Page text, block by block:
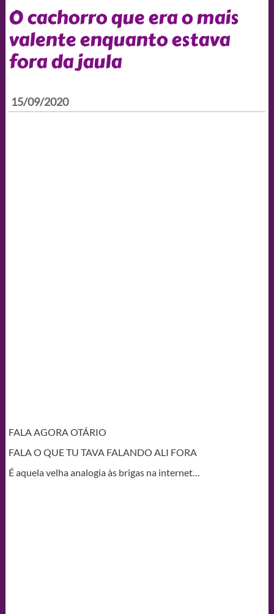
O cachorro que era o mais
valente enquanto estava
fora da jaula
15/09/2020
FALA AGORA OTÁRIO
FALA O QUE TU TAVA FALANDO ALI FORA
É aquela velha analogia às brigas na internet…